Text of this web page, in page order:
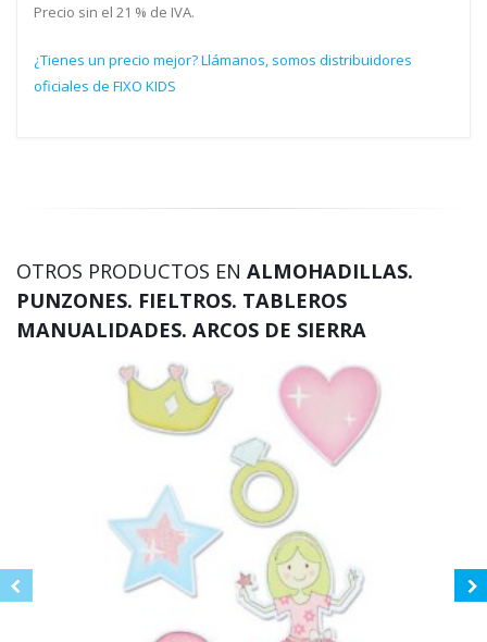
Precio sin el 21 % de IVA.
¿Tienes un precio mejor? Llámanos, somos distribuidores
oficiales de FIXO KIDS
OTROS PRODUCTOS EN ALMOHADILLAS.
PUNZONES. FIELTROS. TABLEROS
MANUALIDADES. ARCOS DE SIERRA